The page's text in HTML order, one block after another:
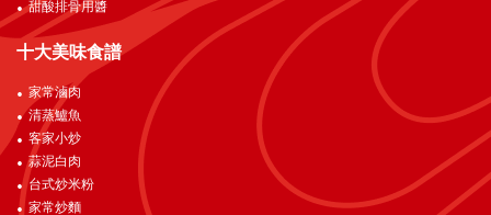
甜酸排骨用醬
十大美味食譜
家常滷肉
清蒸鱸魚
客家小炒
蒜泥白肉
台式炒米粉
家常炒麵